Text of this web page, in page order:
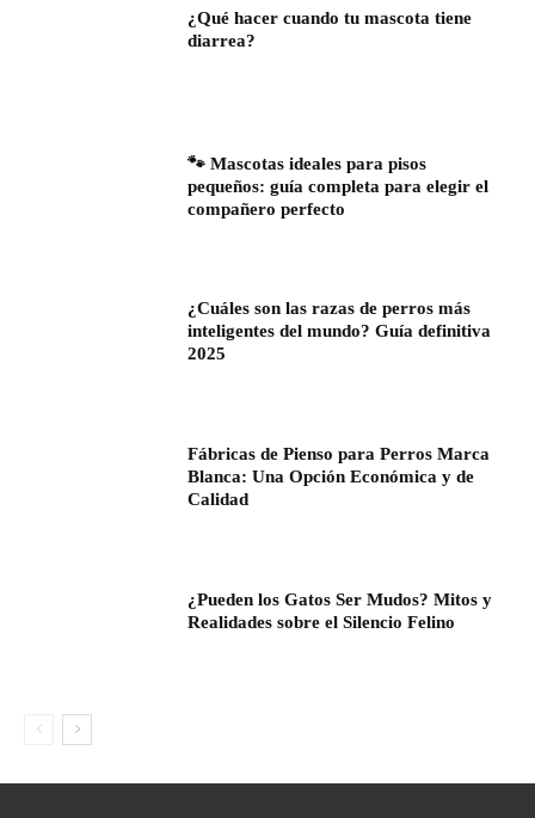
¿Qué hacer cuando tu mascota tiene
diarrea?
🐾 Mascotas ideales para pisos
pequeños: guía completa para elegir el
compañero perfecto
¿Cuáles son las razas de perros más
inteligentes del mundo? Guía definitiva
2025
Fábricas de Pienso para Perros Marca
Blanca: Una Opción Económica y de
Calidad
¿Pueden los Gatos Ser Mudos? Mitos y
Realidades sobre el Silencio Felino